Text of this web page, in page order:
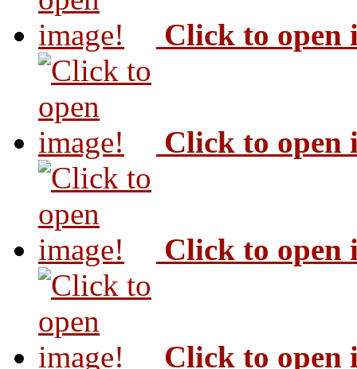
Click to open
Click to open
Click to open
Click to open